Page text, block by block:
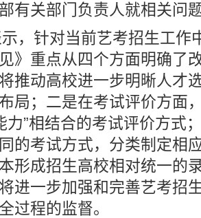
有关部门负责人就相关问
，针对当前艺考招生工作
》重点从四个方面明确了
推动高校进一步明晰人才
局；二是在考试评价方面
力”相结合的考试评价方式
的考试方式，分类制定相
形成招生高校相对统一的
进一步加强和完善艺考招
过程的监督。